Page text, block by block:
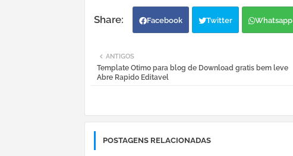
Facebook Twitter Whatsapp
ANTIGOS
Template Otimo para blog de Download gratis bem leve
Abre Rapido Editavel
POSTAGENS RELACIONADAS